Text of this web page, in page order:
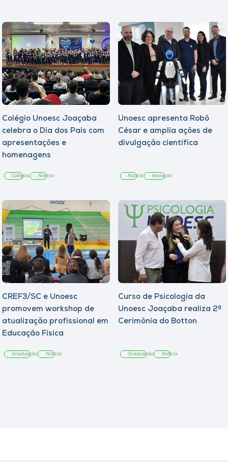
Colégio Unoesc Joaçaba
celebra o Dia dos Pais com
apresentações e
homenagens
Colégios Notícia
Unoesc apresenta Robô
César e amplia ações de
divulgação científica
Notícia Inovação
CREF3/SC e Unoesc
promovem workshop de
atualização profissional em
Educação Física
Graduação Notícia
Curso de Psicologia da
Unoesc Joaçaba realiza 2ª
Cerimônia do Botton
Graduação Notícia